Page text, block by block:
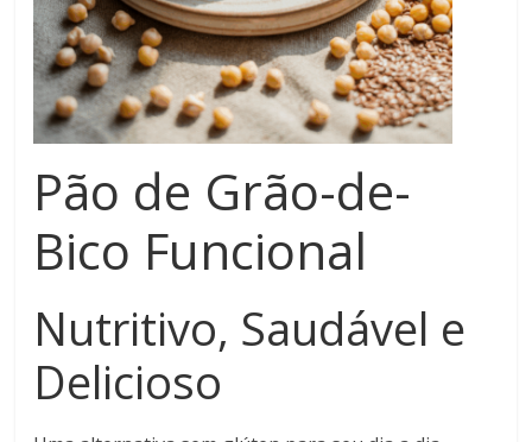
Pão de Grão-de-
Bico Funcional
Nutritivo, Saudável e
Delicioso